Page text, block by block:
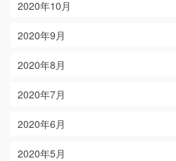
2020年10月
2020年9月
2020年8月
2020年7月
2020年6月
2020年5月